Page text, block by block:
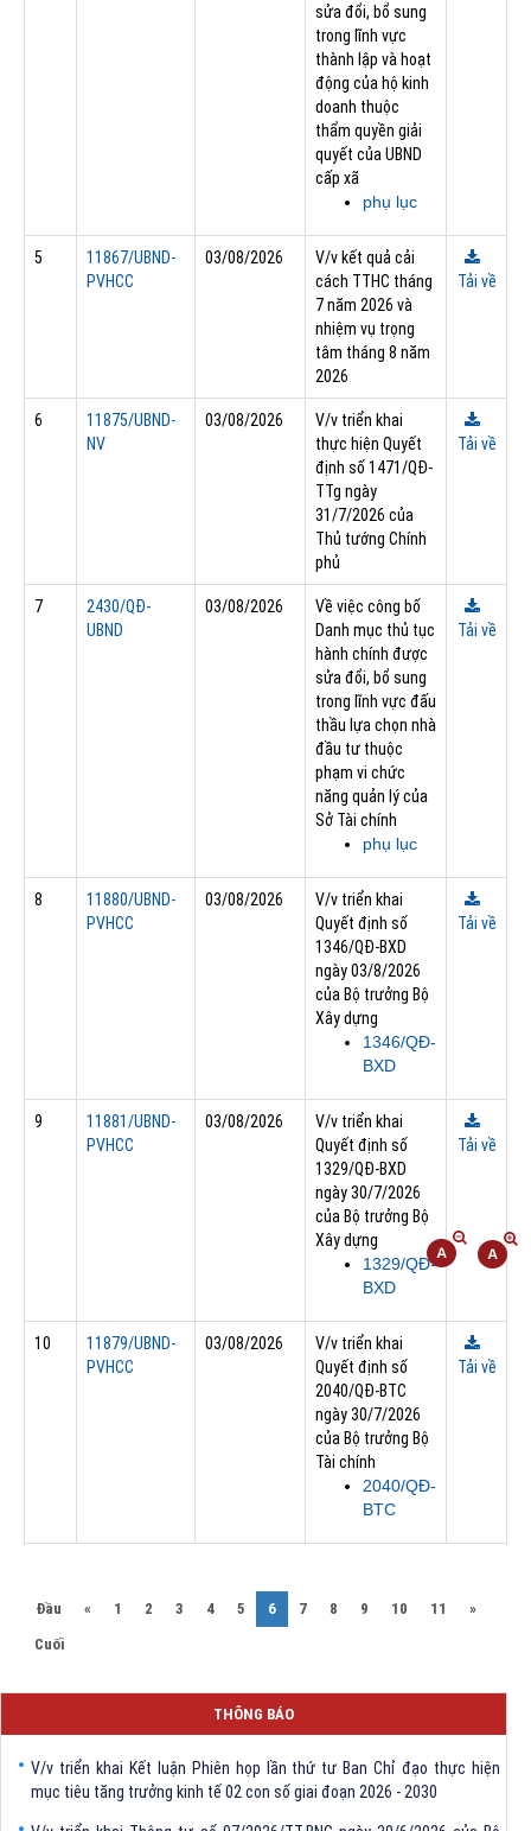
sửa đổi, bổ sung
trong lĩnh vực
thành lập và hoạt
động của hộ kinh
doanh thuộc
thẩm quyền giải
quyết của UBND
cấp xã
phụ lục
5
11867/UBND-
PVHCC
03/08/2026
V/v kết quả cải
cách TTHC tháng
7 năm 2026 và
nhiệm vụ trọng
tâm tháng 8 năm
2026
Tải về
6
11875/UBND-
NV
03/08/2026
V/v triển khai
thực hiện Quyết
định số 1471/QĐ-
TTg ngày
31/7/2026 của
Thủ tướng Chính
phủ
Tải về
7
2430/QĐ-
UBND
03/08/2026
Về việc công bố
Danh mục thủ tục
hành chính được
sửa đổi, bổ sung
trong lĩnh vực đấu
thầu lựa chọn nhà
đầu tư thuộc
phạm vi chức
năng quản lý của
Sở Tài chính
phụ lục
Tải về
8
11880/UBND-
PVHCC
03/08/2026
V/v triển khai
Quyết định số
1346/QĐ-BXD
ngày 03/8/2026
của Bộ trưởng Bộ
Xây dựng
1346/QĐ-
BXD
Tải về
9
11881/UBND-
PVHCC
03/08/2026
V/v triển khai
Quyết định số
1329/QĐ-BXD
ngày 30/7/2026
của Bộ trưởng Bộ
Xây dựng
1329/QĐ-
BXD
Tải về
10
11879/UBND-
PVHCC
03/08/2026
V/v triển khai
Quyết định số
2040/QĐ-BTC
ngày 30/7/2026
của Bộ trưởng Bộ
Tài chính
2040/QĐ-
BTC
Tải về
Đầu « 1 2 3 4 5 6(current)
7 8 9 10 11
»
Cuối
THÔNG BÁO
Quyết định số 2317/QĐ-UBND ngày 21/7/2026 của Chủ tịch UBND tỉnh
mục tiêu tăng trưởng kinh tế 02 con số giai đoạn 2026 - 2030